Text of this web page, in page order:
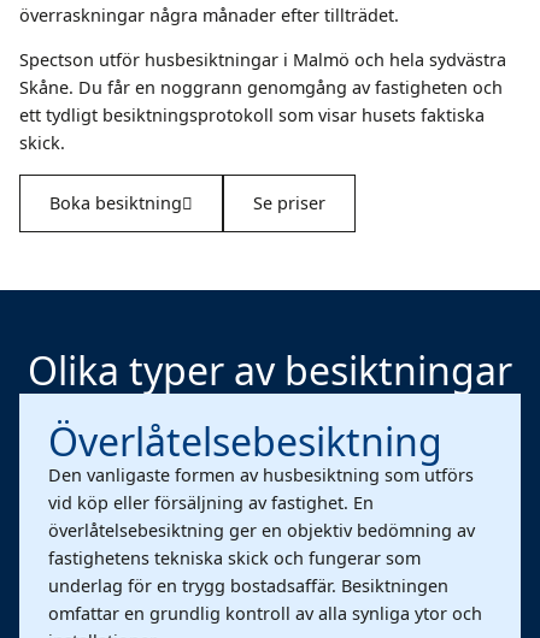
överraskningar några månader efter tillträdet.
Spectson utför husbesiktningar i Malmö och hela sydvästra
Skåne. Du får en noggrann genomgång av fastigheten och
ett tydligt besiktningsprotokoll som visar husets faktiska
skick.
Boka besiktning Se priser
Olika typer av besiktningar
Överlåtelsebesiktning
Den vanligaste formen av husbesiktning som utförs
vid köp eller försäljning av fastighet. En
överlåtelsebesiktning ger en objektiv bedömning av
fastighetens tekniska skick och fungerar som
underlag för en trygg bostadsaffär. Besiktningen
omfattar en grundlig kontroll av alla synliga ytor och